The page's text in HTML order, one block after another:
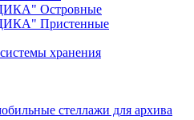
Островные
Пристенные
хранения
стеллажи для архива